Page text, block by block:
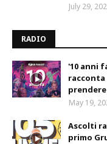
July 29,
RADIO
'10 anni
racconta
May 19,
Ascolti
primo